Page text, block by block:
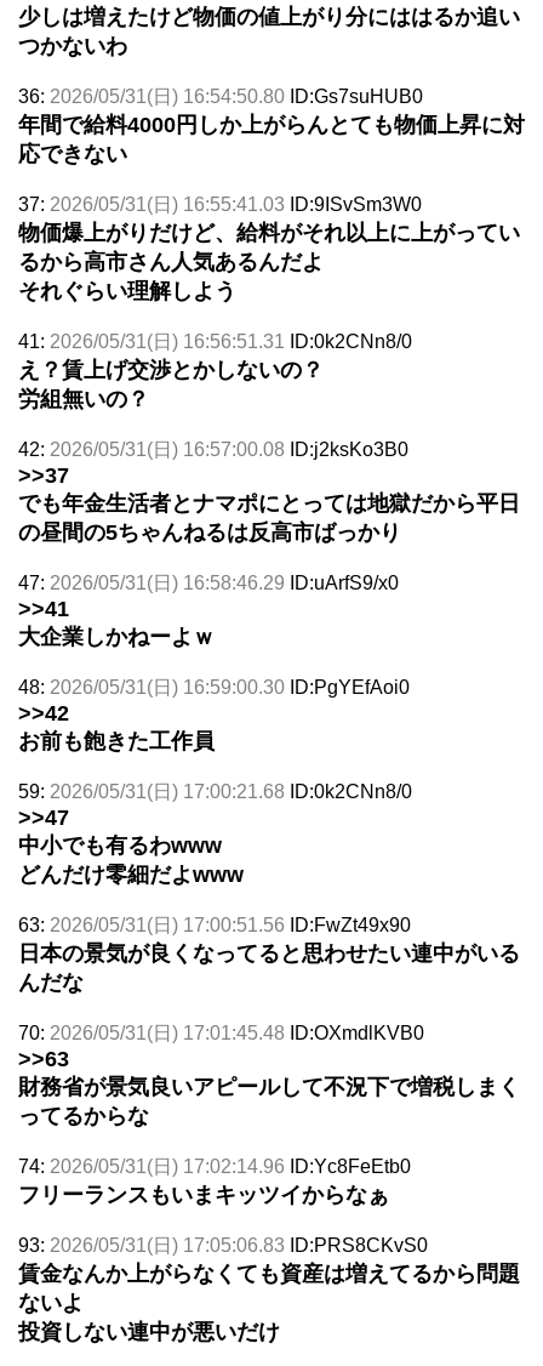
少しは増えたけど物価の値上がり分にははるか追い
つかないわ
36: 2026/05/31(日) 16:54:50.80 ID:Gs7suHUB0
年間で給料4000円しか上がらんとても物価上昇に対
応できない
37: 2026/05/31(日) 16:55:41.03 ID:9ISvSm3W0
物価爆上がりだけど、給料がそれ以上に上がってい
るから高市さん人気あるんだよ
それぐらい理解しよう
41: 2026/05/31(日) 16:56:51.31 ID:0k2CNn8/0
え？賃上げ交渉とかしないの？
労組無いの？
42: 2026/05/31(日) 16:57:00.08 ID:j2ksKo3B0
>>37
でも年金生活者とナマポにとっては地獄だから平日
の昼間の5ちゃんねるは反高市ばっかり
47: 2026/05/31(日) 16:58:46.29 ID:uArfS9/x0
>>41
大企業しかねーよｗ
48: 2026/05/31(日) 16:59:00.30 ID:PgYEfAoi0
>>42
お前も飽きた工作員
59: 2026/05/31(日) 17:00:21.68 ID:0k2CNn8/0
>>47
中小でも有るわwww
どんだけ零細だよwww
63: 2026/05/31(日) 17:00:51.56 ID:FwZt49x90
日本の景気が良くなってると思わせたい連中がいる
んだな
70: 2026/05/31(日) 17:01:45.48 ID:OXmdlKVB0
>>63
財務省が景気良いアピールして不況下で増税しまく
ってるからな
74: 2026/05/31(日) 17:02:14.96 ID:Yc8FeEtb0
フリーランスもいまキッツイからなぁ
93: 2026/05/31(日) 17:05:06.83 ID:PRS8CKvS0
賃金なんか上がらなくても資産は増えてるから問題
ないよ
投資しない連中が悪いだけ